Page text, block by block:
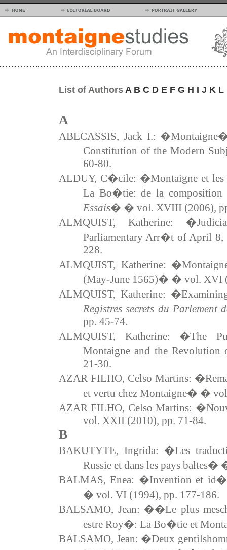
List of Authors A B C D E F G H I J K L
A
ABECASSIS, Jack I.:
Constitution of the Modern
60-80.
ALDUY, C�cile: �Montaigne et les
La Bo�tie: de la
Essais� � vol. XVIII (2006),
ALMQUIST, Katherine:
Parliamentary Arr�t of April
228.
ALMQUIST, Katherine:
(May-June 1565)� � vol. XVI
ALMQUIST, Katherine:
Registres secrets du Parlement
pp. 45-74.
ALMQUIST, Katherine: �The
Montaigne and the
21-30.
AZAR FILHO, Celso Martins:
et vertu chez Montaigne� �
AZAR FILHO, Celso Martins:
vol. XXII (2010), pp. 71-84.
B
BAKUTYTE, Ingrida: �Les
Russie et dans les pays
BALMAS, Enea: �Invention et
� vol. VI (1994), pp. 177-186.
BALSAMO, Jean: ��Le plus
estre Roy�: La Bo�tie et
BALSAMO, Jean: �Deux